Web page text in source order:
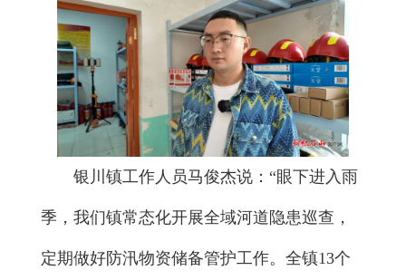
银川镇工作人员马俊杰说：“眼下进入雨
季，我们镇常态化开展全域河道隐患巡查，
定期做好防汛物资储备管护工作。全镇13个